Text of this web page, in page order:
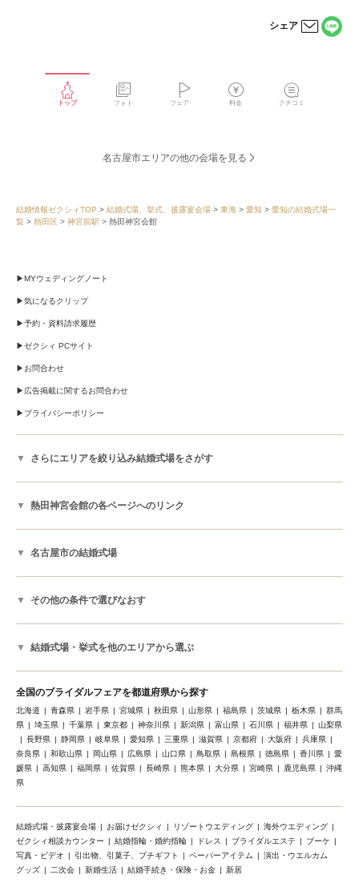
シェア
る
トップ フォト フェア 料金 クチコミ
名古屋市エリアの他の会場を見る
結婚情報ゼクシィTOP 結婚式場、挙式、披露宴会場 東海 愛知
愛知の結婚式場一
覧
熱田区 神宮前駅 熱田神宮会館
MYウェディングノート
気になるクリップ
予約・資料請求履歴
ゼクシィ PCサイト
お問合わせ
広告掲載に関するお問合わせ
プライバシーポリシー
さらにエリアを絞り込み結婚式場をさがす
熱田神宮会館の各ページへのリンク
名古屋市の結婚式場
その他の条件で選びなおす
結婚式場・挙式を他のエリアから選ぶ
全国のブライダルフェアを都道府県から探す
北海道 青森県 岩手県 宮城県 秋田県 山形県 福島県 茨城県 栃木県
群馬
県
埼玉県 千葉県 東京都 神奈川県 新潟県 富山県 石川県 福井県
山梨県
長野県
静岡県 岐阜県 愛知県 三重県 滋賀県 京都府 大阪府
兵庫県
奈良県
和歌山県 岡山県 広島県 山口県 鳥取県 島根県 徳島県 香川県
愛
媛県
高知県 福岡県 佐賀県 長崎県 熊本県 大分県 宮崎県 鹿児島県
沖縄
県
結婚式場・披露宴会場 お届けゼクシィ リゾートウエディング
海外ウエディング
ゼクシィ相談カウンター
結婚指輪・婚約指輪 ドレス ブライダルエステ
ブーケ
写真・ビデオ
引出物、引菓子、プチギフト ペーパーアイテム
演出・ウエルカム
グッズ
二次会 新婚生活 結婚手続き・保険・お金 新居